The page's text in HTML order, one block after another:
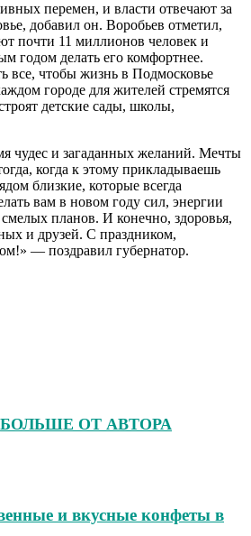
перемен, и власти отвечают за
добавил он. Воробьев отметил,
почти 11 миллионов человек и
годом делать его комфортнее.
все, чтобы жизнь в Подмосковье
городе для жителей стремятся
детские сады, школы,
чудес и загаданных желаний. Мечты
когда к этому прикладываешь
близкие, которые всегда
вам в новом году сил, энергии
планов. И конечно, здоровья,
и друзей. С праздником,
— поздравил губернатор.
БОЛЬШЕ ОТ АВТОРА
и вкусные конфеты в